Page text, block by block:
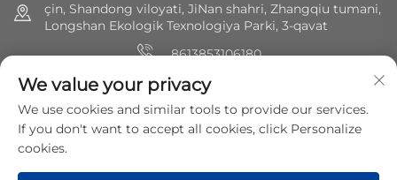
çin, Shandong viloyati, JiNan shahri, Zhangqiu tumani,
Longshan Ekologik Texnologiya Parki, 3-qavat
8613853106180
+86 (0) 531 8891 0288
[email protected]
We value your privacy
We use cookies and similar tools to provide our services.
If you don't want to accept all cookies, click Personalize
cookies.